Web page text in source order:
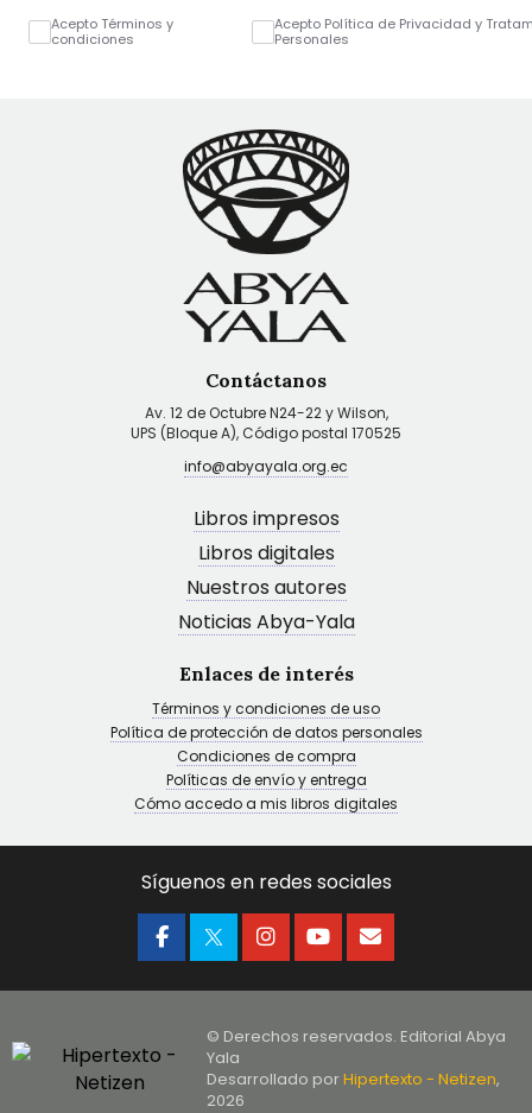
Acepto Términos y
condiciones
Acepto Política de Privacidad y
Personales
Contáctanos
Av. 12 de Octubre N24-22 y Wilson,
UPS (Bloque A), Código postal 170525
info@abyayala.org.ec
Libros impresos
Libros digitales
Nuestros autores
Noticias Abya-Yala
Enlaces de interés
Términos y condiciones de uso
Política de protección de datos personales
Condiciones de compra
Políticas de envío y entrega
Cómo accedo a mis libros digitales
Síguenos en redes sociales
© Derechos reservados. Editorial Abya
Yala
Desarrollado porHipertexto - Netizen,
2026